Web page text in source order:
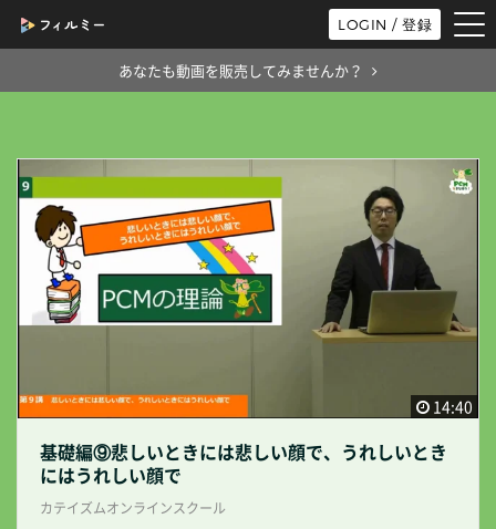
LOGIN / 登録
あなたも動画を販売してみませんか？
14:40
基礎編⑨悲しいときには悲しい顔で、うれしいとき
にはうれしい顔で
カテイズムオンラインスクール